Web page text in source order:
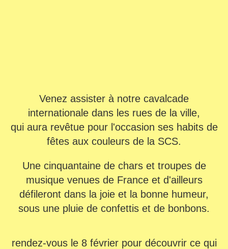
Venez assister à notre cavalcade
internationale dans les rues de la ville,
qui aura revêtue pour l'occasion ses habits de
fêtes aux couleurs de la SCS.
Une cinquantaine de chars et troupes de
musique venues de France et d'ailleurs
défileront dans la joie et la bonne humeur,
sous une pluie de confettis et de bonbons.
rendez-vous le 8 février pour découvrir ce qui